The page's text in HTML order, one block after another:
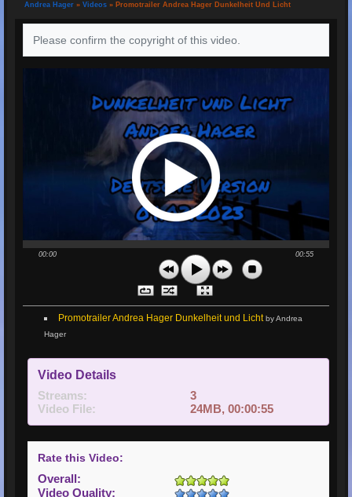
Andrea Hager » Videos » Promotrailer Andrea Hager Dunkelheit Und Licht
Please confirm the copyright of this video.
00:00 00:55
Promotrailer Andrea Hager Dunkelheit und Licht by Andrea
Hager
Video Details
Streams:
3
Video File:
24MB, 00:00:55
Rate this Video:
Overall:
Video Quality: